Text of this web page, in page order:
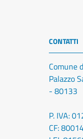
CONTATTI
Comune
Palazzo
- 80133
P. IVA:
CF: